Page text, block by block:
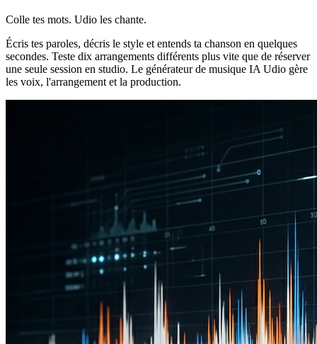
Colle tes mots. Udio les chante.
Écris tes paroles, décris le style et entends ta chanson en quelques
secondes. Teste dix arrangements différents plus vite que de réserver
une seule session en studio. Le générateur de musique IA Udio gère
les voix, l'arrangement et la production.